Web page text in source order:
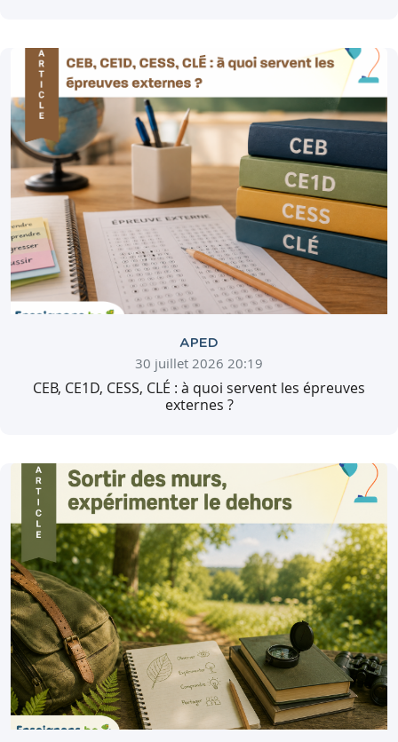
APED
30 juillet 2026 20:19
CEB, CE1D, CESS, CLÉ : à quoi servent les épreuves
externes ?